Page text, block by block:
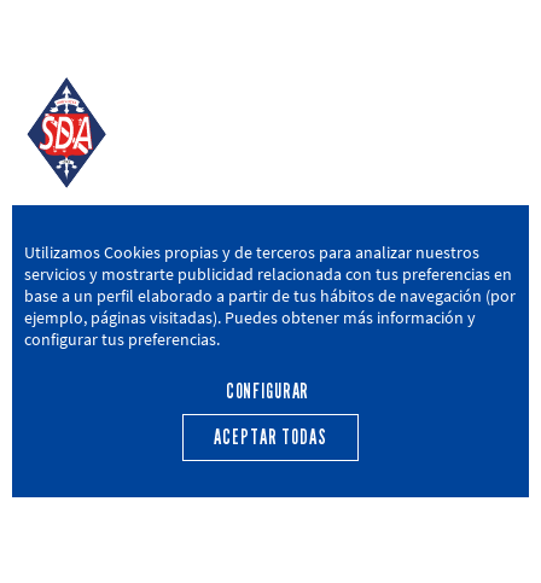
SD AMOREBIETA
San Miguel Kalea, 16, 48340 Amorebieta, Bizkaia
946 604 751 | sda@sdamorebieta.eus
CANTERA ACTUALIDAD
Utilizamos Cookies propias y de terceros para analizar nuestros
servicios y mostrarte publicidad relacionada con tus preferencias en
base a un perfil elaborado a partir de tus hábitos de navegación (por
ejemplo, páginas visitadas). Puedes obtener más información y
configurar tus preferencias.
CONFIGURAR
ACEPTAR TODAS